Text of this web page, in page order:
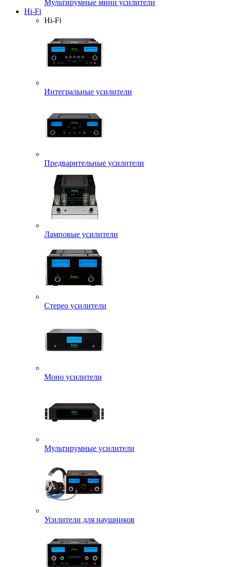
Мультирумные мини усилители
Hi-Fi
Hi-Fi
Интегральные усилители
Предварительные усилители
Ламповые усилители
Стерео усилители
Моно усилители
Мультирумные усилители
Усилители для наушников